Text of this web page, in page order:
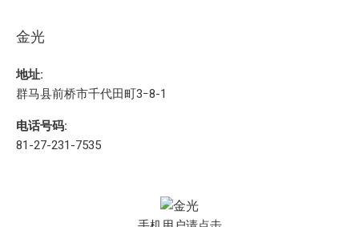
金光
地址:
群马县前桥市千代田町3ｰ8-1
电话号码:
81-27-231-7535